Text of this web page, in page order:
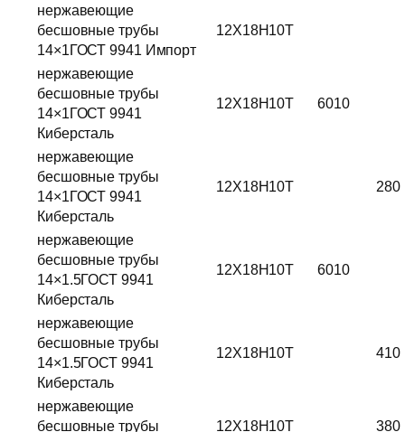
нержавеющие
бесшовные трубы
14×1ГОСТ 9941 Импорт
12Х18Н10Т
нержавеющие
бесшовные трубы
14×1ГОСТ 9941
Киберсталь
12Х18Н10Т 6010
нержавеющие
бесшовные трубы
14×1ГОСТ 9941
Киберсталь
12Х18Н10Т 280
нержавеющие
бесшовные трубы
14×1.5ГОСТ 9941
Киберсталь
12Х18Н10Т 6010
нержавеющие
бесшовные трубы
14×1.5ГОСТ 9941
Киберсталь
12Х18Н10Т 410
нержавеющие
бесшовные трубы
12Х18Н10Т 380